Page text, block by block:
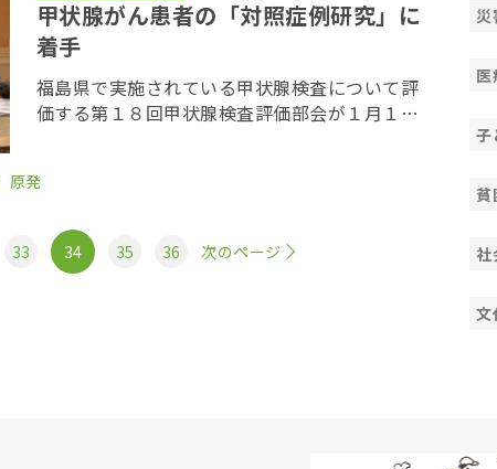
甲状腺がん患者の「対照症例研究」に
着手
福島県で実施されている甲状腺検査について評
価する第１８回甲状腺検査評価部会が１月１８
分析した結果、被曝とがんの間に関連は見ら
原発
33 34 35 36 次のページ
災
医
子
貧
社
文